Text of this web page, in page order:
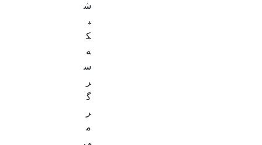
ش
ب
ک
ه
س
ر
گ
ر
م
ی